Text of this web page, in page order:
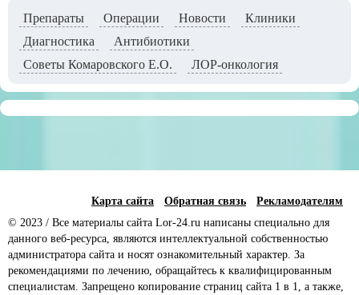
Препараты Операции Новости
Клиники
Диагностика
Антибиотики
Советы Комаровского Е.О.
ЛОР-онкология
Карта сайта Обратная связь
Рекламодателям
© 2023 / Все материалы сайта Lor-24.ru написаны специально для
данного веб-ресурса, являются интеллектуальной собственностью
администратора сайта и носят ознакомительный характер. За
рекомендациями по лечению, обращайтесь к квалифицированным
специалистам. Запрещено копирование страниц сайта 1 в 1, а также,